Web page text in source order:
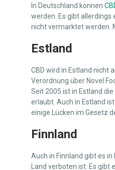
In Deutschland können
werden. Es gibt
nicht vermarktet werden.
Estland
CBD wird in Estland nicht
Verordnung über Novel
Seit 2005 ist in Estland
erlaubt. Auch in Estland
einige Lücken im Gesetz
Finnland
Auch in Finnland gibt es
Land verboten ist. Es gibt